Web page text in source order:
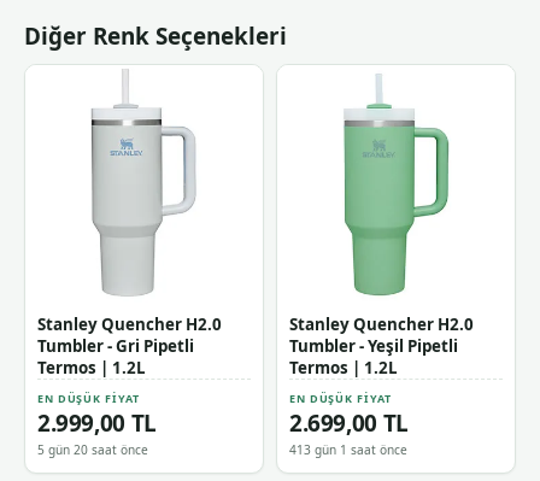
Diğer Renk Seçenekleri
Stanley Quencher H2.0
Tumbler - Gri Pipetli
Termos | 1.2L
EN DÜŞÜK FIYAT
2.999,00 TL
5 gün 20 saat önce
Stanley Quencher H2.0
Tumbler - Yeşil Pipetli
Termos | 1.2L
EN DÜŞÜK FIYAT
2.699,00 TL
413 gün 1 saat önce